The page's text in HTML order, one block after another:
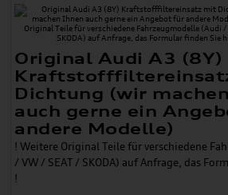
Original Audi A3 (8Y)
Dichtung (wir
auch gerne ein
andere Modelle)
! Weitere Original Teile für verschiedene
/ VW / SEAT / SKODA) auf Anfrage, das
!